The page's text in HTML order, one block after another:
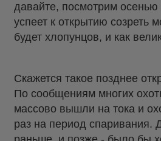
давайте, посмотрим осенью
успеет к открытию созреть
будет хлопунцов, и как
Скажется такое позднее
По сообщениям многих
массово вышли на тока и
раз на период спаривания.